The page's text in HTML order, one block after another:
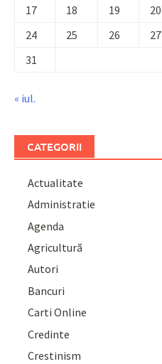
17
18 19 20
24
25 26 27
31
« iul.
CATEGORII
Actualitate
Administratie
Agenda
Agricultură
Autori
Bancuri
Carti Online
Credinte
Crestinism